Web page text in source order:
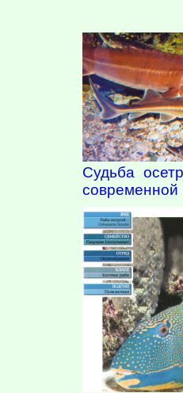
Судьба
современной